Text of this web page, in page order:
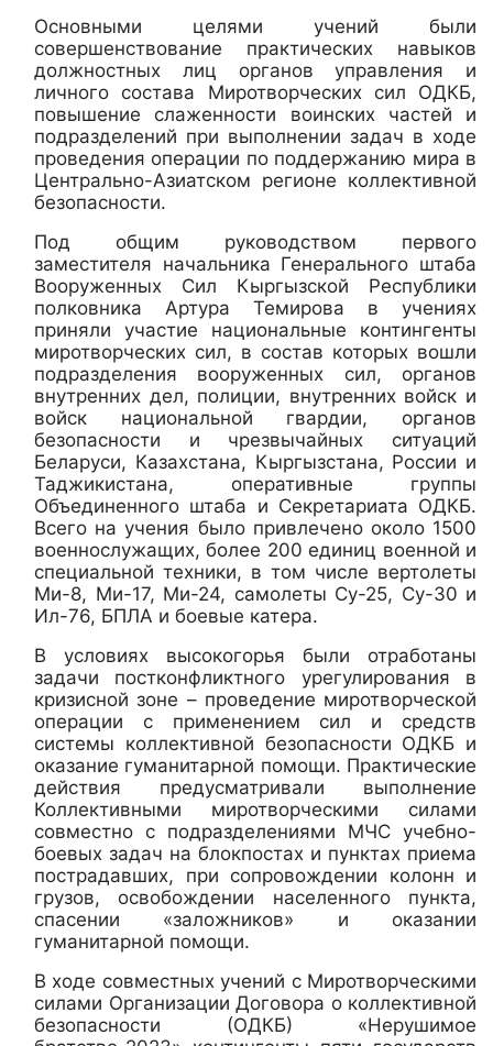
Основными целями учений были
совершенствование практических навыков
должностных лиц органов управления и
личного состава Миротворческих сил ОДКБ,
повышение слаженности воинских частей и
подразделений при выполнении задач в ходе
проведения операции по поддержанию мира в
Центрально-Азиатском регионе коллективной
безопасности.
Под общим руководством первого
заместителя начальника Генерального штаба
Вооруженных Сил Кыргызской Республики
полковника Артура Темирова в учениях
приняли участие национальные контингенты
миротворческих сил, в состав которых вошли
подразделения вооруженных сил, органов
внутренних дел, полиции, внутренних войск и
войск национальной гвардии, органов
безопасности и чрезвычайных ситуаций
Беларуси, Казахстана, Кыргызстана, России и
Таджикистана, оперативные группы
Объединенного штаба и Секретариата ОДКБ.
Всего на учения было привлечено около 1500
военнослужащих, более 200 единиц военной и
специальной техники, в том числе вертолеты
Ми-8, Ми-17, Ми-24, самолеты Су-25, Су-30 и
Ил-76, БПЛА и боевые катера.
В условиях высокогорья были отработаны
задачи постконфликтного урегулирования в
кризисной зоне – проведение миротворческой
операции с применением сил и средств
системы коллективной безопасности ОДКБ и
оказание гуманитарной помощи. Практические
действия предусматривали выполнение
Коллективными миротворческими силами
совместно с подразделениями МЧС учебно-
боевых задач на блокпостах и пунктах приема
пострадавших, при сопровождении колонн и
грузов, освобождении населенного пункта,
спасении «заложников» и оказании
гуманитарной помощи.
В ходе совместных учений с Миротворческими
силами Организации Договора о коллективной
безопасности (ОДКБ) «Нерушимое